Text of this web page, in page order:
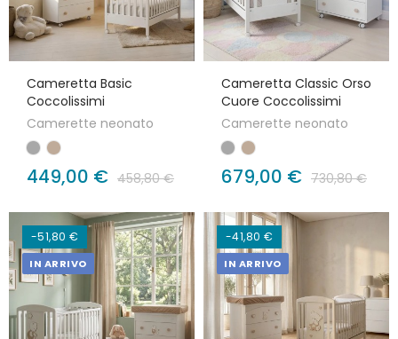
Cameretta Basic
Coccolissimi
Camerette neonato
449,00 € 458,80 €
Cameretta Classic Orso
Cuore Coccolissimi
Camerette neonato
679,00 € 730,80 €
-51,80 €
IN ARRIVO
-41,80 €
IN ARRIVO